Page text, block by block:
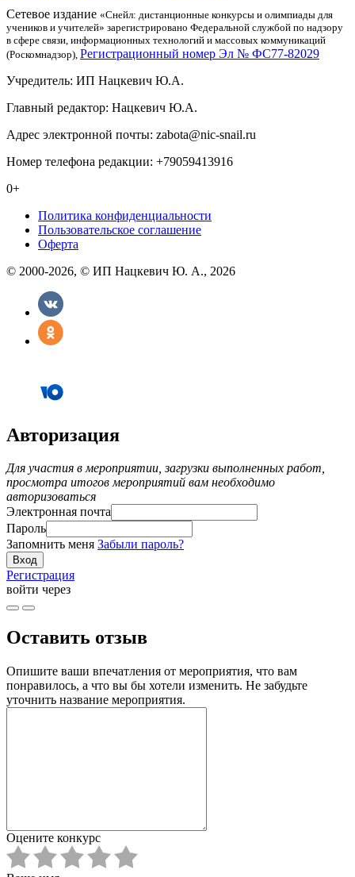
Сетевое издание «Снейл: дистанционные конкурсы и олимпиады для
учеников и учителей» зарегистрировано Федеральной службой по надзору
в сфере связи, информационных технологий и массовых коммуникаций
(Роскомнадзор), Регистрационный номер Эл № ФС77-82029
Учредитель: ИП Нацкевич Ю.А.
Главный редактор: Нацкевич Ю.А.
Адрес электронной почты: zabota@nic-snail.ru
Номер телефона редакции: +79059413916
0+
Политика конфиденциальности
Пользовательское соглашение
Оферта
© 2000-2026, © ИП Нацкевич Ю. А., 2026
Авторизация
Для участия в мероприятии, загрузки выполненных работ,
просмотра итогов мероприятий вам необходимо
авторизоваться
Электронная почта
Пароль
Запомнить меня Забыли пароль?
Регистрация
войти через
Оставить отзыв
Опишите ваши впечатления от мероприятия, что вам
понравилось, а что вы бы хотели изменить. Не забудьте
уточнить название мероприятия.
Оцените конкурс